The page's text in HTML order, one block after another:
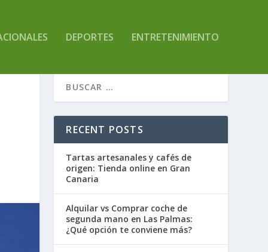
DEPORTES ENTRETENIMIENTO
RECENT POSTS
Tartas artesanales y cafés de
origen: Tienda online en Gran
Canaria
Alquilar vs Comprar coche de
segunda mano en Las Palmas:
¿Qué opción te conviene más?